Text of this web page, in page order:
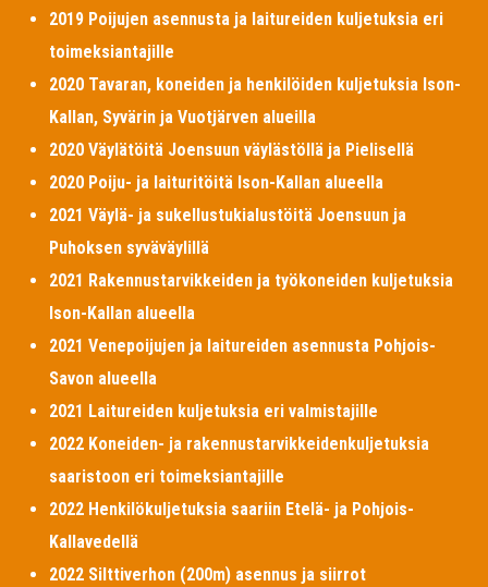
2019 Poijujen asennusta ja laitureiden kuljetuksia eri
toimeksiantajille
2020 Tavaran, koneiden ja henkilöiden kuljetuksia Ison-
Kallan, Syvärin ja Vuotjärven alueilla
2020 Väylätöitä Joensuun väylästöllä ja Pielisellä
2020 Poiju- ja laituritöitä Ison-Kallan alueella
2021 Väylä- ja sukellustukialustöitä Joensuun ja
Puhoksen syväväylillä
2021 Rakennustarvikkeiden ja työkoneiden kuljetuksia
Ison-Kallan alueella
2021 Venepoijujen ja laitureiden asennusta Pohjois-
Savon alueella
2021 Laitureiden kuljetuksia eri valmistajille
2022 Koneiden- ja rakennustarvikkeidenkuljetuksia
saaristoon eri toimeksiantajille
2022 Henkilökuljetuksia saariin Etelä- ja Pohjois-
Kallavedellä
2022 Silttiverhon (200m) asennus ja siirrot